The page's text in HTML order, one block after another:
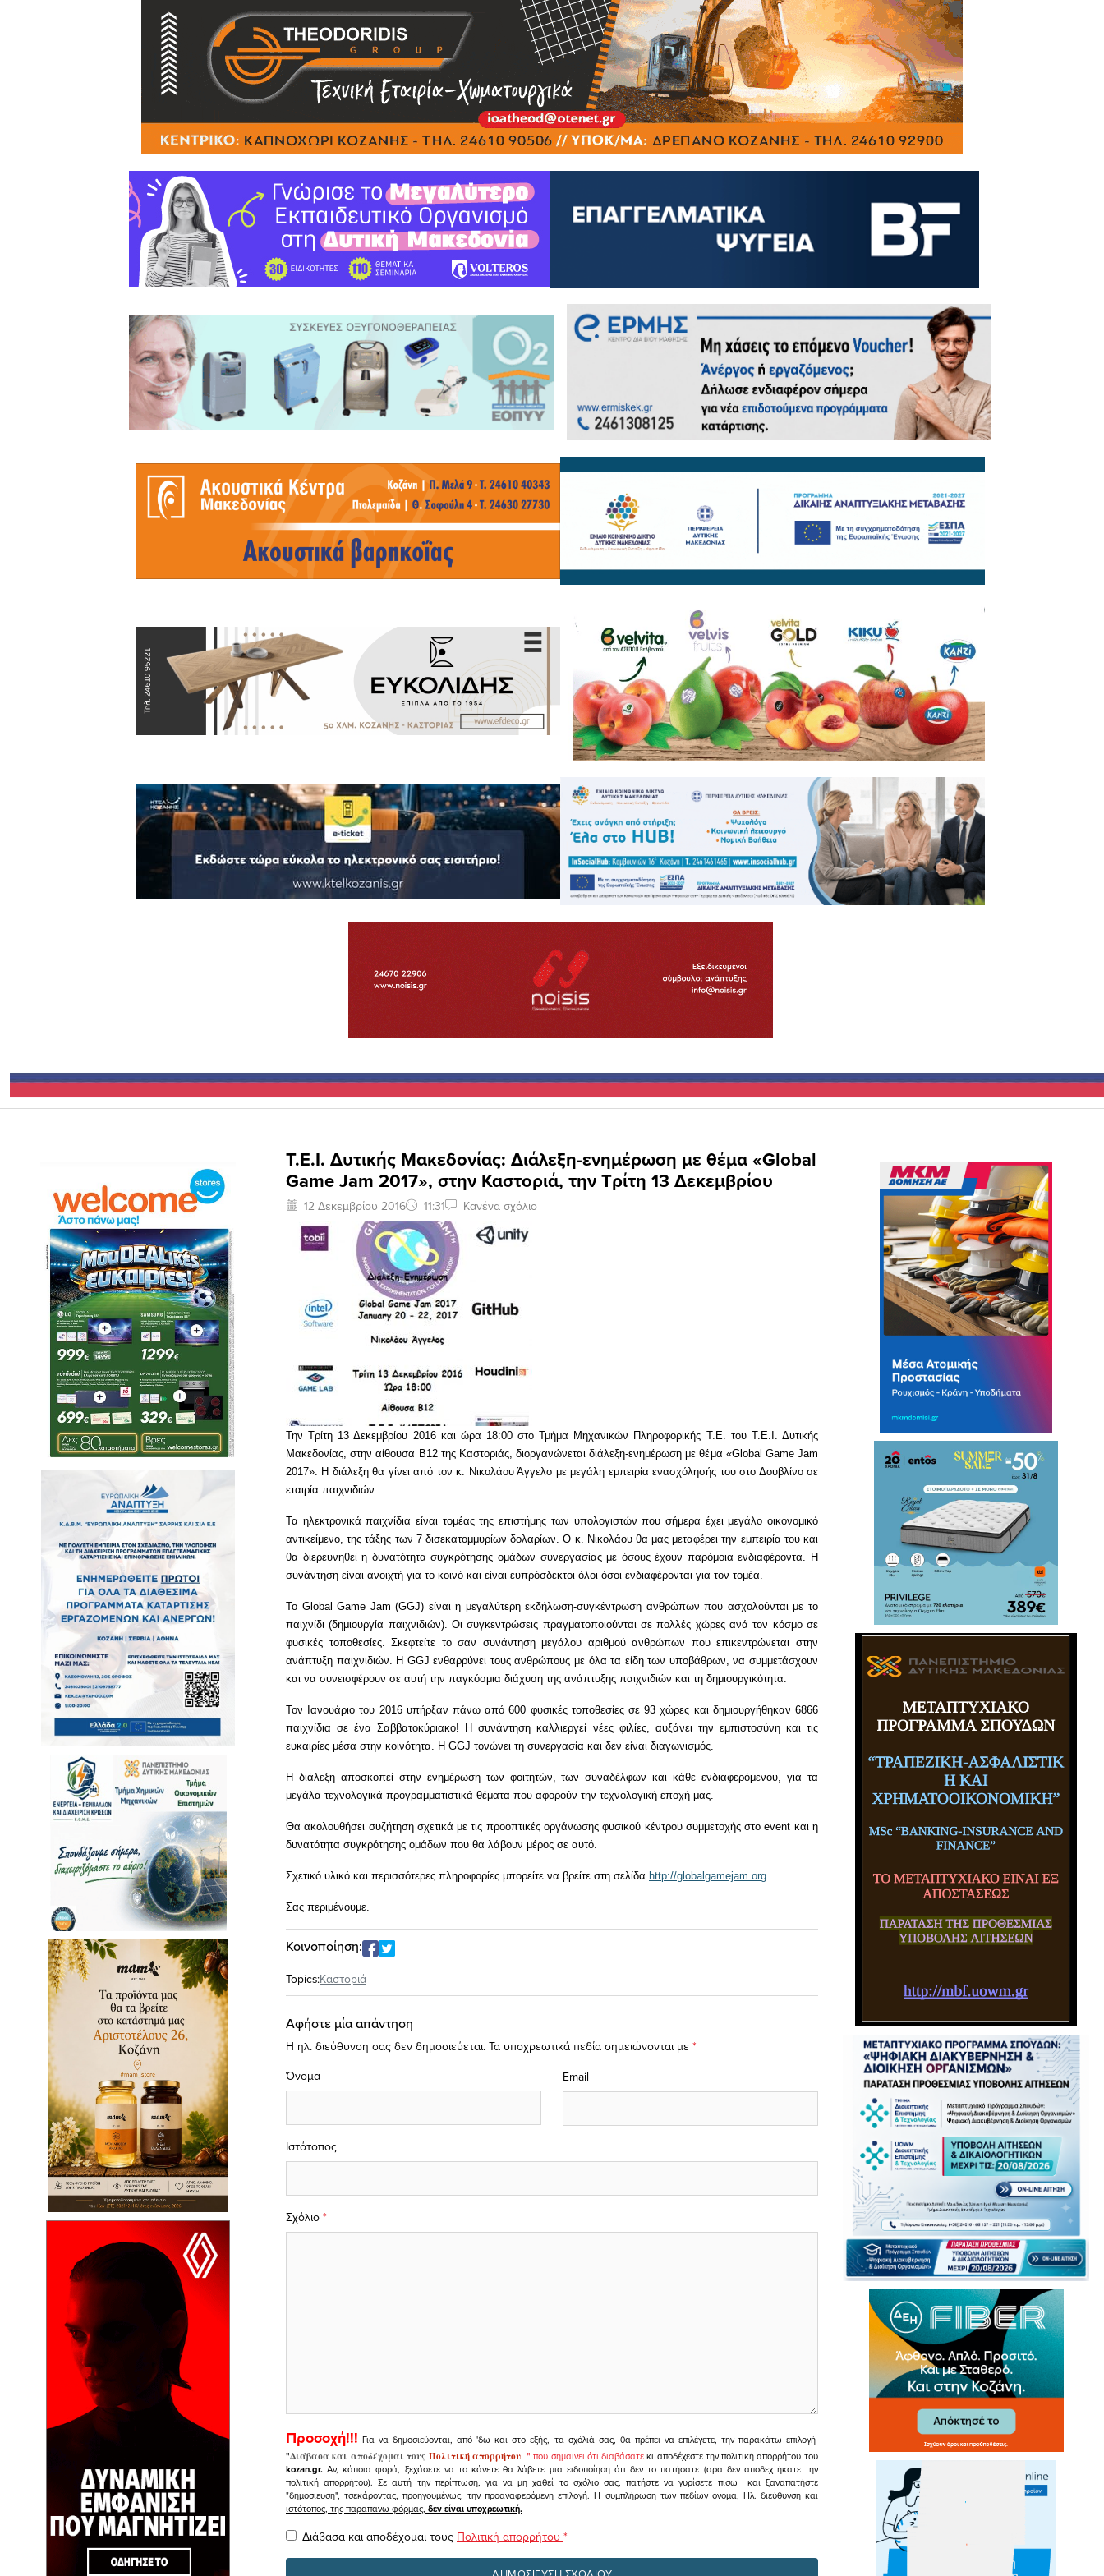
Τ.Ε.Ι. Δυτικής Μακεδονίας: Διάλεξη-ενημέρωση με θέμα «Global
Game Jam 2017», στην Καστοριά, την Τρίτη 13 Δεκεμβρίου
12 Δεκεμβρίου 2016 11:31 Κανένα σχόλιο
Την Τρίτη 13 Δεκεμβρίου 2016 και ώρα 18:00 στο Τμήμα Μηχανικών Πληροφορικής Τ.Ε. του Τ.Ε.Ι. Δυτικής
Μακεδονίας, στην αίθουσα Β12 της Καστοριάς, διοργανώνεται διάλεξη-ενημέρωση με θέμα «Global Game Jam
2017». Η διάλεξη θα γίνει από τον κ. Νικολάου Άγγελο με μεγάλη εμπειρία ενασχόλησής του στο Δουβλίνο σε
εταιρία παιχνιδιών.
Τα ηλεκτρονικά παιχνίδια είναι τομέας της επιστήμης των υπολογιστών που σήμερα έχει μεγάλο οικονομικό
αντικείμενο, της τάξης των 7 δισεκατομμυρίων δολαρίων. Ο κ. Νικολάου θα μας μεταφέρει την εμπειρία του και
θα διερευνηθεί η δυνατότητα συγκρότησης ομάδων συνεργασίας με όσους έχουν παρόμοια ενδιαφέροντα. Η
συνάντηση είναι ανοιχτή για το κοινό και είναι ευπρόσδεκτοι όλοι όσοι ενδιαφέρονται για τον τομέα.
Το Global Game Jam (GGJ) είναι η μεγαλύτερη εκδήλωση-συγκέντρωση ανθρώπων που ασχολούνται με το
παιχνίδι (δημιουργία παιχνιδιών). Οι συγκεντρώσεις πραγματοποιούνται σε πολλές χώρες ανά τον κόσμο σε
φυσικές τοποθεσίες. Σκεφτείτε το σαν συνάντηση μεγάλου αριθμού ανθρώπων που επικεντρώνεται στην
ανάπτυξη παιχνιδιών. Η GGJ ενθαρρύνει τους ανθρώπους με όλα τα είδη των υποβάθρων, να συμμετάσχουν
και να συνεισφέρουν σε αυτή την παγκόσμια διάχυση της ανάπτυξης παιχνιδιών και τη δημιουργικότητα.
Τον Ιανουάριο του 2016 υπήρξαν πάνω από 600 φυσικές τοποθεσίες σε 93 χώρες και δημιουργήθηκαν 6866
παιχνίδια σε ένα Σαββατοκύριακο! Η συνάντηση καλλιεργεί νέες φιλίες, αυξάνει την εμπιστοσύνη και τις
ευκαιρίες μέσα στην κοινότητα. Η GGJ τονώνει τη συνεργασία και δεν είναι διαγωνισμός.
Η διάλεξη αποσκοπεί στην ενημέρωση των φοιτητών, των συναδέλφων και κάθε ενδιαφερόμενου, για τα
μεγάλα τεχνολογικά-προγραμματιστικά θέματα που αφορούν την τεχνολογική εποχή μας.
Θα ακολουθήσει συζήτηση σχετικά με τις προοπτικές οργάνωσης φυσικού κέντρου συμμετοχής στοevent και η
δυνατότητα συγκρότησης ομάδων που θα λάβουν μέρος σε αυτό.
Σχετικό υλικό και περισσότερες πληροφορίες μπορείτε να βρείτε στη σελίδα http://globalgamejam.org
Σας περιμένουμε.
Κοινοποίηση:
Topics:Καστοριά
Αφήστε μία απάντηση
Η ηλ. διεύθυνση σας δεν δημοσιεύεται. Τα υποχρεωτικά πεδία σημειώνονται με *
Σχόλιο *
Όνομα Email
Ιστότοπος
Προσοχή!!! Για να δημοσιεύονται, από 'δω και στο εξής, τα σχόλιά σας, θα πρέπει να επιλέγετε, την παρακάτω επιλογή
"Διάβασα και αποδέχομαι τουςΠολιτική απορρήτου " που σημαίνει ότι διαβάσατεκι αποδέχεστε την πολιτική απορρήτου του
kozan.gr. Αν, κάποια φορά, ξεχάσετε να το κάνετε θα λάβετε μια ειδοποίηση ότι δεν το πατήσατε (αρα δεν αποδεχτήκατε την
πολιτική απορρήτου). Σε αυτή την περίπτωση, για να μη χαθεί το σχόλιο σας, πατήστε να γυρίσετε πίσω και ξαναπατήστε
"δημοσίευση", τσεκάροντας, προηγουμένως, την προαναφερόμενη επιλογή.Η συμπλήρωση των πεδίων όνομα, Ηλ. διεύθυνση και
ιστότοπος, της παραπάνω φόρμας, δεν είναι υποχρεωτική.
Διάβασα και αποδέχομαι τους Πολιτική απορρήτου *